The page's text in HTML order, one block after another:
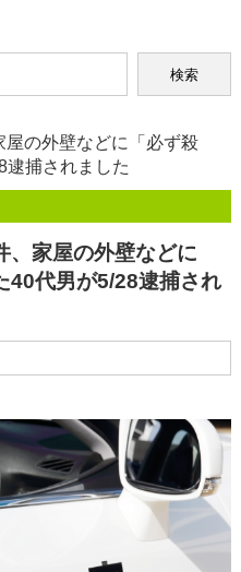
の外壁などに「必ず殺
逮捕されました
、家屋の外壁などに
40代男が5/28逮捕され